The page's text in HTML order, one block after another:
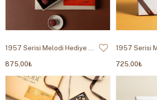
1957 Serisi Melodi Hediye Trüf Çikolata 490g
875,00₺ 725,00₺